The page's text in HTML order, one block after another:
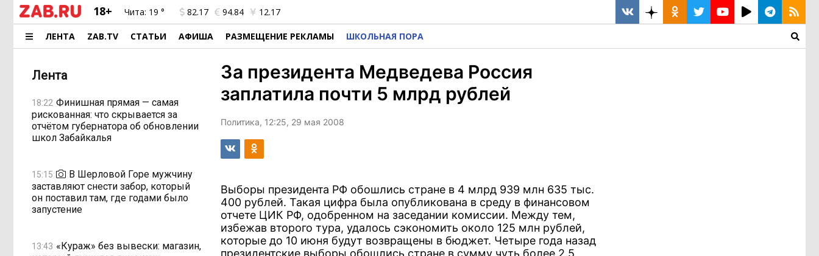
18+ Чита: 19 ° 82.17 94.84 12.17
ЛЕНТА ZAB.TV СТАТЬИ АФИША РАЗМЕЩЕНИЕ РЕКЛАМЫ ШКОЛЬНАЯ ПОРА
Лента
18:22 Финишная прямая — самая
рискованная: что скрывается за
отчётом губернатора об обновлении
школ Забайкалья
15:15
В Шерловой Горе мужчину
заставляют снести забор, который
он поставил там, где годами было
запустение
13:43 «Кураж» без вывески: магазин,
За президента Медведева Россия
заплатила почти 5 млрд рублей
Политика, 12:25, 29 мая 2008
Выборы президента РФ обошлись стране в 4 млрд 939 млн 635 тыс.
400 рублей. Такая цифра была опубликована в среду в финансовом
отчете ЦИК РФ, одобренном на заседании комиссии. Между тем,
избежав второго тура, удалось сэкономить около 125 млн рублей,
которые до 10 июня будут возвращены в бюджет. Четыре года назад
президентские выборы обошлись стране в сумму чуть более 2,5